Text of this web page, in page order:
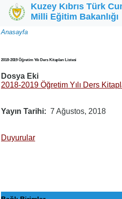
Ana içeriğe atla
Kuzey Kıbrıs Türk
Milli Eğitim Bakanlığı
Sayfa
Anasayfa
2018-2019 Öğretim Yılı Ders Kitapları Listesi
Dosya Eki
2018-2019 Öğretim Yılı Ders
Yayın Tarihi 7 Ağustos, 2018
Duyurular